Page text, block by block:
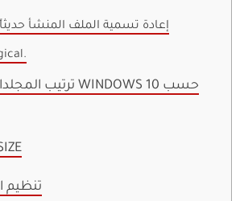
إعادة تسمية الملف المنشأ
تنظيم